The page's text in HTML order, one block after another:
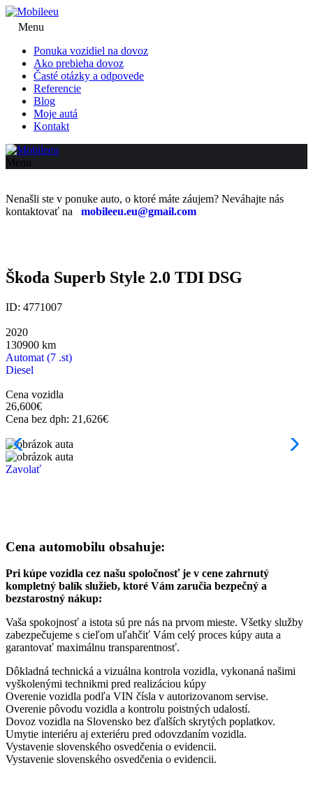
Menu
Ponuka vozidiel na dovoz
Ako prebieha dovoz
Časté otázky a odpovede
Referencie
Blog
Moje autá
Kontakt
Menu
Nenašli ste v ponuke auto, o ktoré máte záujem? Neváhajte nás
kontaktovať na mobileeu.eu@gmail.com
Škoda Superb Style 2.0 TDI DSG
ID: 4771007
2020
130900 km
Automat (7 .st)
Diesel
Cena vozidla
26,600€
Cena bez dph: 21,626€
Zavolať
Cena automobilu obsahuje:
Pri kúpe vozidla cez našu spoločnosť je v cene zahrnutý
kompletný balík služieb, ktoré Vám zaručia bezpečný a
bezstarostný nákup:
Vaša spokojnosť a istota sú pre nás na prvom mieste. Všetky služby
zabezpečujeme s cieľom uľahčiť Vám celý proces kúpy auta a
garantovať maximálnu transparentnosť.
Dôkladná technická a vizuálna kontrola vozidla, vykonaná našimi
vyškolenými technikmi pred realizáciou kúpy
Overenie vozidla podľa VIN čísla v autorizovanom servise.
Overenie pôvodu vozidla a kontrolu poistných udalostí.
Dovoz vozidla na Slovensko bez ďalších skrytých poplatkov.
Umytie interiéru aj exteriéru pred odovzdaním vozidla.
Vystavenie slovenského osvedčenia o evidencii.
Vystavenie slovenského osvedčenia o evidencii.